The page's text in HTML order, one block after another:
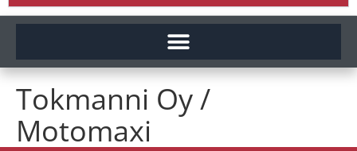
Tokmanni Oy /
Motomaxi